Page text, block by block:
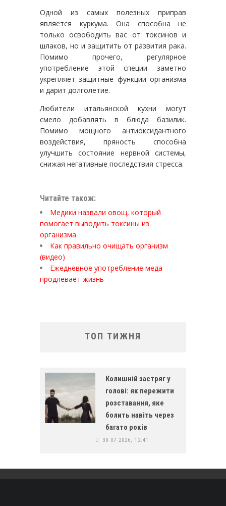
Одной из самых полезных приправ
является куркума. Она способна не
только освободить вас от токсинов и
шлаков, но и защитить от развития рака.
Помимо прочего, регулярное
употребление этой специи заметно
укрепляет защитные функции организма
и дарит долголетие.
Любители итальянской кухни могут
смело добавлять в блюда базилик.
Помимо мощного антиоксидантного
воздействия, пряность способна
улучшить состояние нервной системы,
снижая негативные последствия стресса.
Читайте також:
Медики назвали овощ, который
помогает выводить токсины из
организма
Как правильно очищать организм
(видео)
Ежедневное употребление меда
продлевает жизнь
ТОП ТИЖНЯ
Колишній застряг у
голові: як пережити
розставання, яке
болить навіть через
багато років
30-07-2026, 12:41